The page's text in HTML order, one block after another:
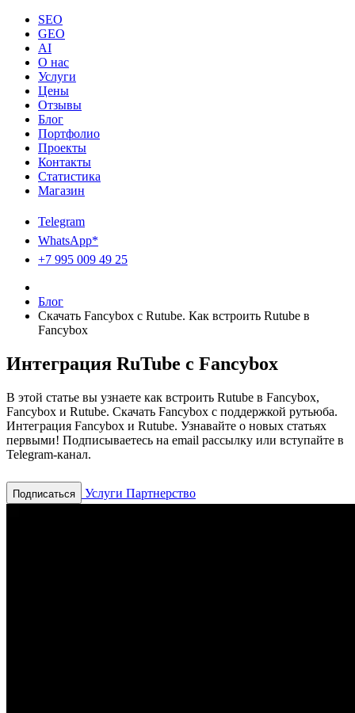
SEO
GEO
AI
О нас
Услуги
Цены
Отзывы
Блог
Портфолио
Проекты
Контакты
Статистика
Магазин
Telegram
WhatsApp*
+7 995 009 49 25
Блог
Скачать Fancybox с Rutube. Как встроить Rutube в
Fancybox
Интеграция RuTube с Fancybox
В этой статье вы узнаете как встроить Rutube в Fancybox,
Fancybox и Rutube. Скачать Fancybox с поддержкой рутьюба.
Интеграция Fancybox и Rutube. Узнавайте о новых статьях
первыми! Подписываетесь на email рассылку или вступайте в
Telegram-канал.
Подписаться Услуги Партнерство